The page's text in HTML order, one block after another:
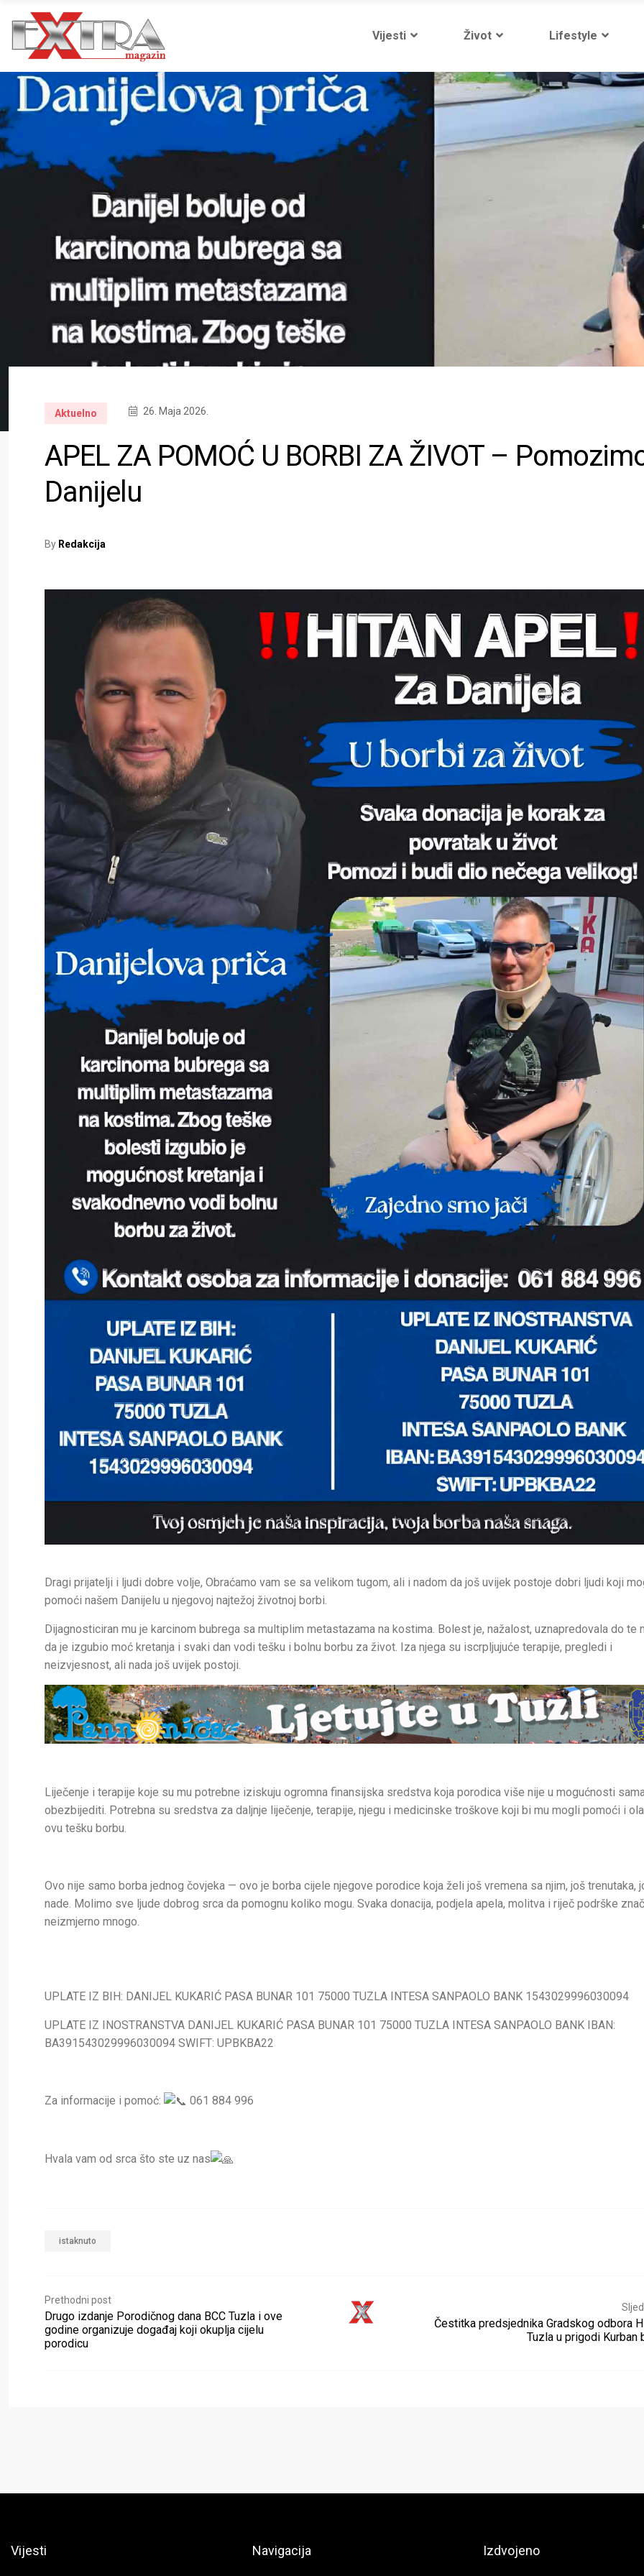
Vijesti Život Lifestyle
Aktuelno 26. Maja 2026.
APEL ZA POMOĆ U BORBI ZA ŽIVOT –
Danijelu
By Redakcija
Dragi prijatelji i ljudi dobre volje, Obraćamo vam se sa velikom tugom, ali i nadom da još uvijek postoje dobri ljudi koji
pomoći našem Danijelu u njegovoj najtežoj životnoj borbi.
Dijagnosticiran mu je karcinom bubrega sa multiplim metastazama na kostima. Bolest je, nažalost, uznapredovala do te
da je izgubio moć kretanja i svaki dan vodi tešku i bolnu borbu za život. Iza njega su iscrpljujuće terapije, pregledi i
neizvjesnost, ali nada još uvijek postoji.
Liječenje i terapije koje su mu potrebne iziskuju ogromna finansijska sredstva koja porodica više nije u mogućnosti
obezbijediti. Potrebna su sredstva za daljnje liječenje, terapije, njegu i medicinske troškove koji bi mu mogli pomoći i
ovu tešku borbu.
Ovo nije samo borba jednog čovjeka — ovo je borba cijele njegove porodice koja želi još vremena sa njim, još trenutaka,
nade. Molimo sve ljude dobrog srca da pomognu koliko mogu. Svaka donacija, podjela apela, molitva i riječ podrške
neizmjerno mnogo.
UPLATE IZ BIH: DANIJEL KUKARIĆ PASA BUNAR 101 75000 TUZLA INTESA SANPAOLO BANK 1543029996030094
UPLATE IZ INOSTRANSTVA DANIJEL KUKARIĆ PASA BUNAR 101 75000 TUZLA INTESA SANPAOLO BANK IBAN:
BA391543029996030094 SWIFT: UPBKBA22
Za informacije i pomoć: 061 884 996
Hvala vam od srca što ste uz nas
istaknuto
Prethodni post
Drugo izdanje Porodičnog dana BCC Tuzla i ove
godine organizuje događaj koji okuplja cijelu
porodicu
Čestitka predsjednika Gradskog odbora
Tuzla u prigodi Kurban
Vijesti Navigacija Izdvojeno